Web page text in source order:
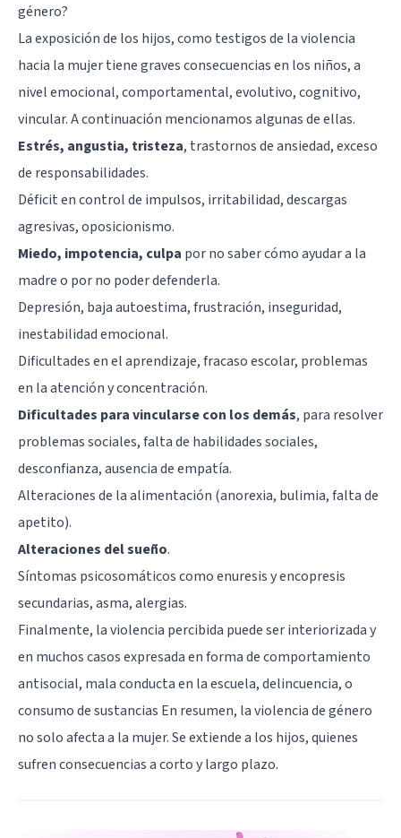
género?
La exposición de los hijos, como testigos de la violencia
hacia la mujer tiene graves consecuencias en los niños, a
nivel emocional, comportamental, evolutivo, cognitivo,
vincular. A continuación mencionamos algunas de ellas.
Estrés, angustia, tristeza, trastornos de ansiedad, exceso
de responsabilidades.
Déficit en control de impulsos, irritabilidad, descargas
agresivas, oposicionismo.
Miedo, impotencia, culpa por no saber cómo ayudar a la
madre o por no poder defenderla.
Depresión, baja autoestima, frustración, inseguridad,
inestabilidad emocional.
Dificultades en el aprendizaje, fracaso escolar, problemas
en la atención y concentración.
Dificultades para vincularse con los demás, para resolver
problemas sociales, falta de habilidades sociales,
desconfianza, ausencia de empatía.
Alteraciones de la alimentación (anorexia, bulimia, falta de
apetito).
Alteraciones del sueño.
Síntomas psicosomáticos como enuresis y encopresis
secundarias, asma, alergias.
Finalmente, la violencia percibida puede ser interiorizada y
en muchos casos expresada en forma de comportamiento
antisocial, mala conducta en la escuela, delincuencia, o
consumo de sustancias En resumen, la violencia de género
no solo afecta a la mujer. Se extiende a los hijos, quienes
sufren consecuencias a corto y largo plazo.